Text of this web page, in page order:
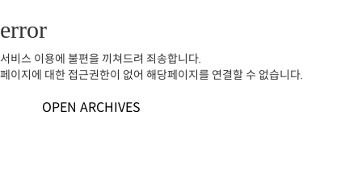
error
서비스 이용에 불편을 끼쳐드려 죄송합니다.
페이지에 대한 접근권한이 없어 해당페이지를 연결할 수 없습니다.
OPEN ARCHIVES